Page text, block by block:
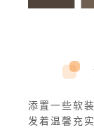
添置一些软
发着温馨充